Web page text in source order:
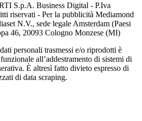
S.p.A. Business Digital - P.Iva
riservati - Per la pubblicità Mediamond
N.V., sede legale Amsterdam (Paesi
46, 20093 Cologno Monzese (MI)
personali trasmessi e/o riprodotti è
all’addestramento di sistemi di
È altresì fatto divieto espresso di
di data scraping.